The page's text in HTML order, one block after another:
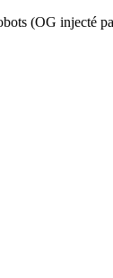
(OG injecté